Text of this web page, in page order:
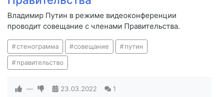
Владимир Путин в режиме видеоконференции
проводит совещание с членами Правительства.
стенограмма совещание путин
правительство
— 23.03.2022 1